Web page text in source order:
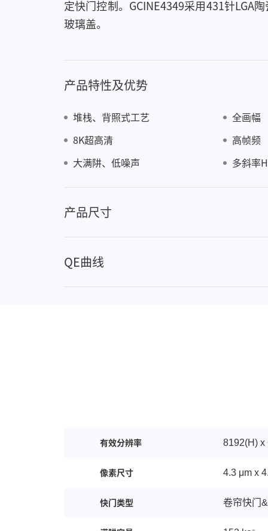
定快门控制。GCINE4349采用431针LGA
玻璃盖。
产品特性及优势
堆栈、背照式工艺 全画幅
8K超高清 高帧频
大满阱、低噪声 多斜率
产品尺寸
QE曲线
有效分辨率 8192(H) x
像素尺寸 4.3 μm x
快门类型 卷帘快门